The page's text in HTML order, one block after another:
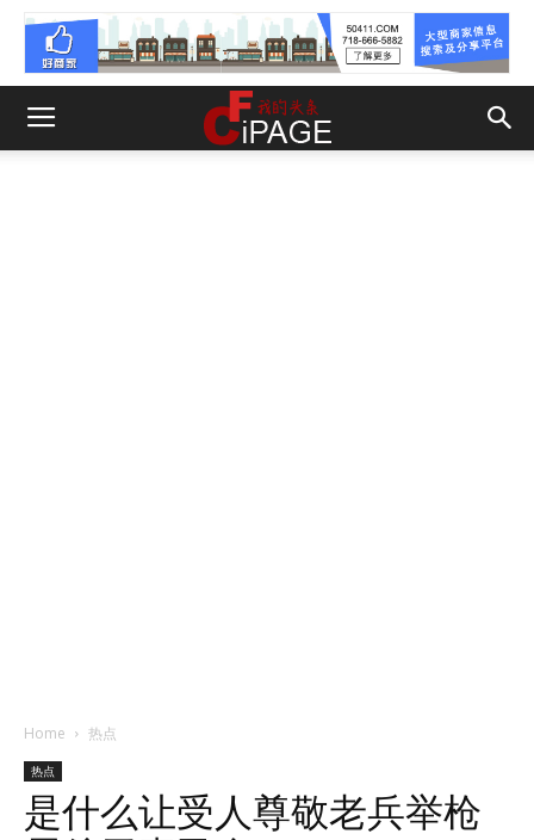
Home 热点
热点
是什么让受人尊敬老兵举枪